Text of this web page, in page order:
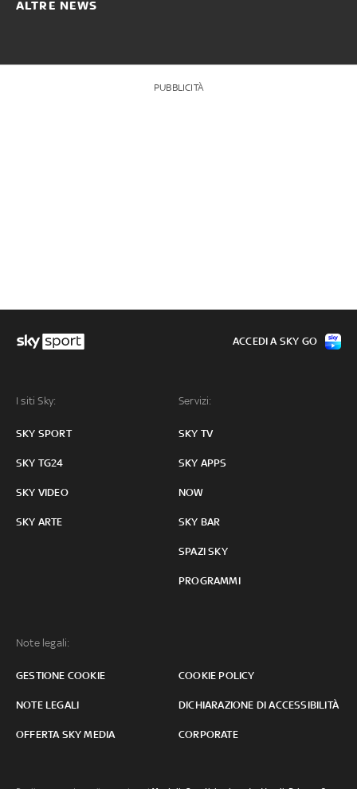
ALTRE NEWS
PUBBLICITÀ
I siti Sky:
SKY SPORT
SKY TG24
SKY VIDEO
SKY ARTE
Servizi:
SKY TV
SKY APPS
NOW
SKY BAR
SPAZI SKY
PROGRAMMI
Note legali:
GESTIONE COOKIE COOKIE POLICY
NOTE LEGALI DICHIARAZIONE DI ACCESSIBILITÀ
OFFERTA SKY MEDIA CORPORATE
ACCEDI A SKY GO